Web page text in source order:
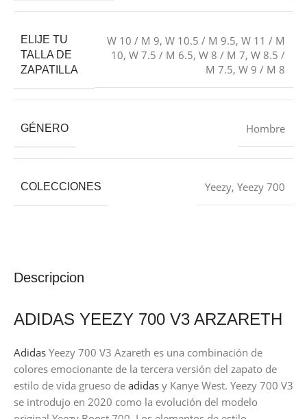
Descripcion
ADIDAS YEEZY 700 V3 ARZARETH
Adidas Yeezy 700 V3 Azareth es una combinación de
colores emocionante de la tercera versión del zapato de
estilo de vida grueso de adidas y Kanye West. Yeezy 700 V3
se introdujo en 2020 como la evolución del modelo
ELIJE TU
TALLA DE
ZAPATILLA
W 10 / M 9, W 10.5 / M 9.5, W 11 / M
10, W 7.5 / M 6.5, W 8 / M 7, W 8.5 /
M 7.5, W 9 / M 8
GÉNERO Hombre
COLECCIONES Yeezy, Yeezy 700